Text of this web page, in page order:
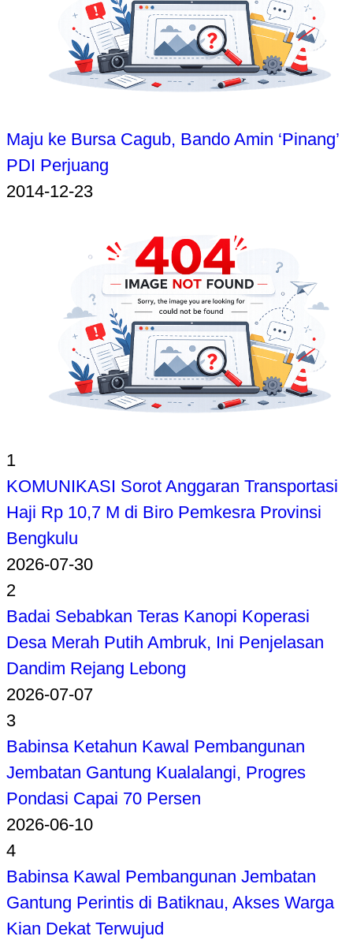
Maju ke Bursa Cagub, Bando Amin ‘Pinang’
PDI Perjuang
2014-12-23
1
KOMUNIKASI Sorot Anggaran Transportasi
Haji Rp 10,7 M di Biro Pemkesra Provinsi
Bengkulu
2026-07-30
2
Badai Sebabkan Teras Kanopi Koperasi
Desa Merah Putih Ambruk, Ini Penjelasan
Dandim Rejang Lebong
2026-07-07
3
Babinsa Ketahun Kawal Pembangunan
Jembatan Gantung Kualalangi, Progres
Pondasi Capai 70 Persen
2026-06-10
4
Babinsa Kawal Pembangunan Jembatan
Gantung Perintis di Batiknau, Akses Warga
Kian Dekat Terwujud